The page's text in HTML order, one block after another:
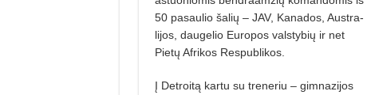
50 pasaulio šalių – JAV, Kanados, Austra­
lijos, daugelio Europos valstybių ir net
Pietų Afrikos Respublikos.
Į Detroitą kartu su treneriu – gimnazijos